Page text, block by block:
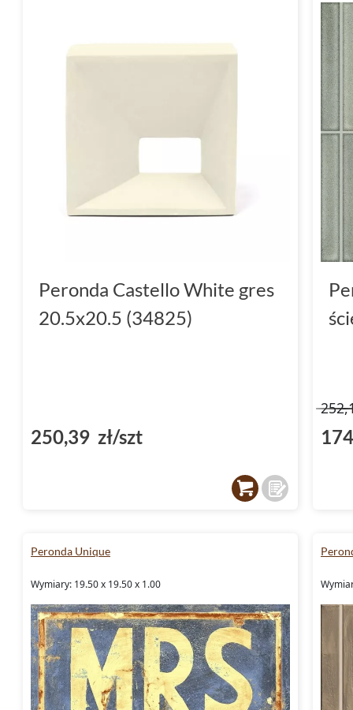
Peronda Castello White gres
20.5x20.5 (34825)
250,39 zł/szt
Peronda Unique
Wymiary: 19.50 x 19.50 x 1.00